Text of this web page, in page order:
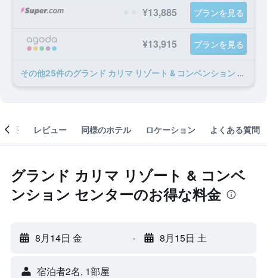
¥13,885 プランを見る
¥13,915 プランを見る
​その他25​件のグランド カリマ リゾート & コンベンション センターのオファー
概要 レビュー 同様のホテル ロケーション よくある質問
グランド カリマ リゾート & コンベ
ンション センターのお得な料金
8月14日 金 - 8月15日 土
宿泊者2名, 1​部屋